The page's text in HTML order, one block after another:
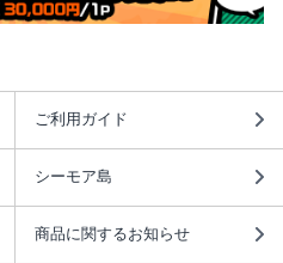
ご利用ガイド
シーモア島
商品に関するお知らせ